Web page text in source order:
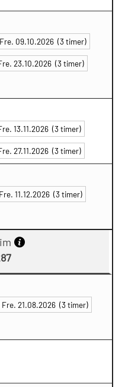
Fre. 09.10.2026 (3 timer)
23.10.2026 (3 timer)
13.11.2026 (3 timer)
27.11.2026 (3 timer)
Fre. 11.12.2026 (3 timer)
Fre. 21.08.2026 (3 timer)